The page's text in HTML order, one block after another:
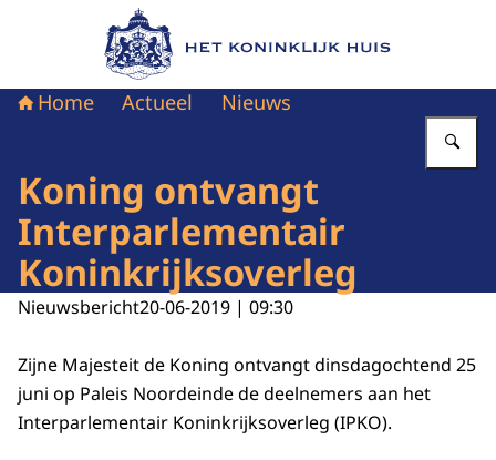
Naar de homepage van Het Koninklijk Huis
Home Actueel Nieuws
Koning ontvangt
Interparlementair
Koninkrijksoverleg
Nieuwsbericht20-06-2019 | 09:30
Zijne Majesteit de Koning ontvangt dinsdagochtend 25
juni op Paleis Noordeinde de deelnemers aan het
Interparlementair Koninkrijksoverleg (IPKO).